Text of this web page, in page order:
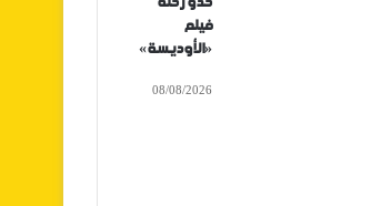
فيلم
«الأوديسة»
08/08/2026